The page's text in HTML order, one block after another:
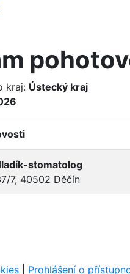
kraj: Ústecký kraj
stomatolog
7, 40502 Děčín
Prohlášení o